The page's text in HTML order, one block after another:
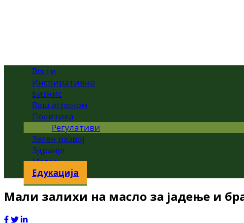
Вести
Инспиративно
Бизнис
Ваш агроном
Политика
Регулативи
Зелен развој
Здравје
Метео
Едукација
Мали залихи на масло за јадење и